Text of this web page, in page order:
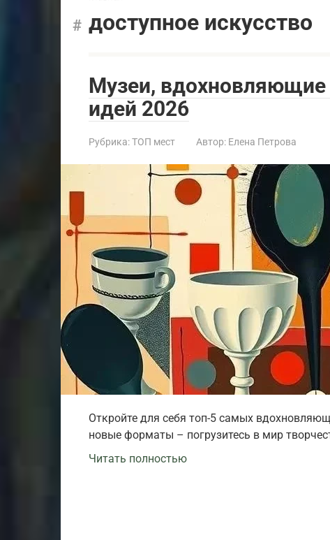
доступное искусство
Музеи, вдохновляющие
идей 2026
Рубрика:ТОП мест Автор: Елена Петрова
Откройте для себя топ-5 самых
новые форматы – погрузитесь в мир
Читать полностью